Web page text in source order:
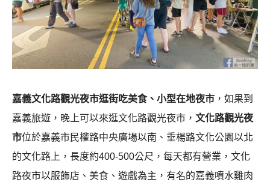
嘉義文化路觀光夜市逛街吃美食、小型在地夜市 ，如果到
嘉義旅遊，晚上可以來逛文化路觀光夜市， 文化路觀光夜
市位於嘉義市民權路中央廣場以南、垂楊路文化公園以北
的文化路上，長度約400-500公尺，每天都有營業，文化
路夜市以服飾店、美食、遊戲為主，有名的嘉義噴水雞肉